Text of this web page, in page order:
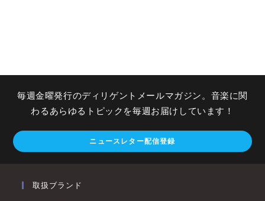
毎週金曜発行のディリゲントメールマガジン。音楽に関
わるあらゆるトピックを毎週お届けしています！
ニュースレター配信登録
取扱ブランド